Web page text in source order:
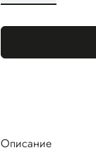
Описание